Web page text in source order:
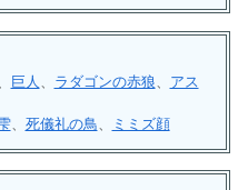
巨人 ラダゴンの赤狼
アス
、 死儀礼の鳥 ミミズ顔